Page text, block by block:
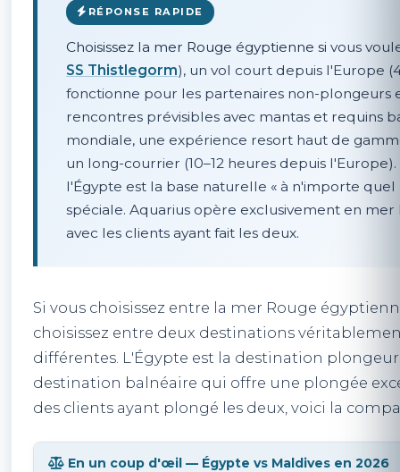
RÉPONSE RAPIDE
Choisissez la mer Rouge égyptienne si vous
SS Thistlegorm), un vol court depuis l'Europe
fonctionne pour les partenaires non-plongeurs
rencontres prévisibles avec mantas et requins
mondiale, une expérience resort haut de
un long-courrier (10–12 heures depuis l'Europe).
l'Égypte est la base naturelle « à n'importe
spéciale. Aquarius opère exclusivement en
avec les clients ayant fait les deux.
Si vous choisissez entre la mer Rouge
choisissez entre deux destinations
différentes. L'Égypte est la destination
destination balnéaire qui offre une plongée
des clients ayant plongé les deux, voici la
En un coup d'œil — Égypte vs Maldives en 2026